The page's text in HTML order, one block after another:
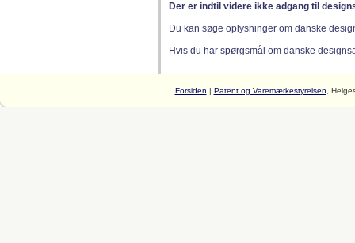
Der er indtil videre ikke adgang til
Du kan søge oplysninger om danske
Hvis du har spørgsmål om danske
Forsiden | Patent og Varemærkestyrelsen ,